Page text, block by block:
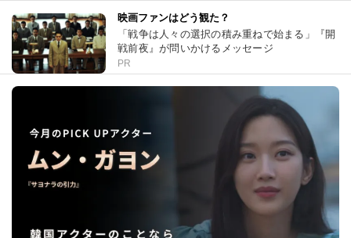
映画ファンはどう観た？
「戦争は人々の選択の積み重ねで始まる」『開
戦前夜』が問いかけるメッセージ
PR